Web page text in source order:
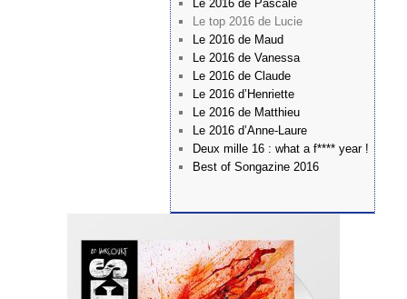
Le 2016 de Pascale
Le top 2016 de Lucie
Le 2016 de Maud
Le 2016 de Vanessa
Le 2016 de Claude
Le 2016 d’Henriette
Le 2016 de Matthieu
Le 2016 d’Anne-Laure
Deux mille 16 : what a f**** year !
Best of Songazine 2016